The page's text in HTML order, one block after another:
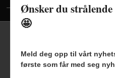
Frakt Kjøpsbetingelser
Ønsker du
🤩
Meld deg opp til vårt
første som får med seg